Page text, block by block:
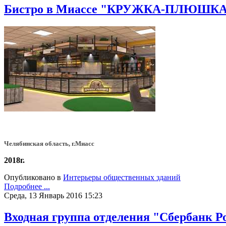
Бистро в Миассе "КРУЖКА-
Челябинская область, г.Миасс
2018г.
Опубликовано в Интерьеры общественных зданий
Подробнее ...
Среда, 13 Январь 2016 15:23
Входная группа отделения "Сбербанк